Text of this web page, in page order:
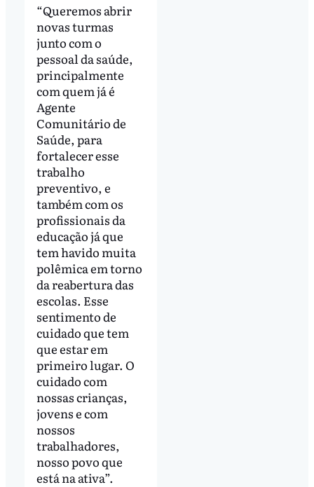
“Queremos abrir
novas turmas
junto com o
pessoal da saúde,
principalmente
com quem já é
Agente
Comunitário de
Saúde, para
fortalecer esse
trabalho
preventivo, e
também com os
profissionais da
educação já que
tem havido muita
polêmica em torno
da reabertura das
escolas. Esse
sentimento de
cuidado que tem
que estar em
primeiro lugar. O
cuidado com
nossas crianças,
jovens e com
nossos
trabalhadores,
nosso povo que
está na ativa”.